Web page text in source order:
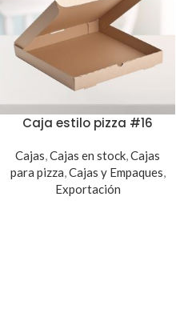
Caja estilo pizza #16
Cajas,Cajas en stock,Cajas
para pizza,Cajas y Empaques,
Exportación